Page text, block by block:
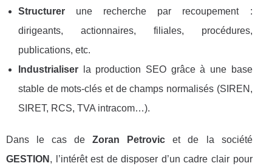
Structurer une recherche par recoupement :
dirigeants, actionnaires, filiales, procédures,
publications, etc.
Industrialiser la production SEO grâce à une base
stable de mots-clés et de champs normalisés (SIREN,
SIRET, RCS, TVA intracom…).
Dans le cas deZoran Petrovic et de la société
GESTION , l’intérêt est de disposer d’un cadre clair pour